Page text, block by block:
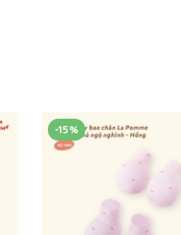
-15%